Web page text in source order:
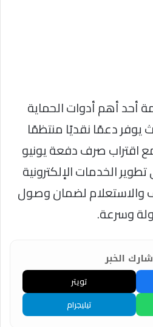
أحد أهم أدوات الحماية
يوفر دعمًا نقديًا منتظمًا
اقتراب صرف دفعة يونيو
تطوير الخدمات الإلكترونية
والاستعلام لضمان وصول
وسرعة.
شارك الخبر
تويتر
تيليجرام